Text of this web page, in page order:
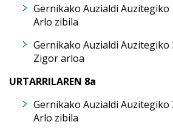
Gernikako Auzialdi Auzitegiko
Arlo zibila
Gernikako Auzialdi Auzitegiko
Zigor arloa
URTARRILAREN 8a
Gernikako Auzialdi Auzitegiko
Arlo zibila